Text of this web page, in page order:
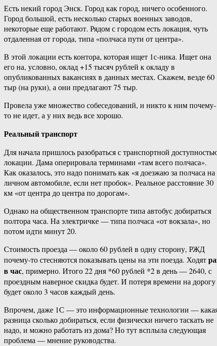
Есть некий город Энск. Город как город, ничего особенного.
Город большой, есть несколько старых военных заводов,
некоторые еще работают. Рядом с городом есть локация, чуть
отдаленная от города, типа «полчаса пути от центра».
В этой локации есть контора, которая ищет 1с-ника. Ищет она
его на, условно, оклад +15 тысяч рублей к окладу в
опубликованных вакансиях в данных местах. Скажем, везде 60
тыр (на руки), а они предлагают 75 тыр.
Провела уже множество собеседований, и никто к ним почему-
то не идет, а у них ведь все хорошо.
Реальный транспорт
Для начала пришлось разобраться с транспортной
локации. Дама оперировала терминами «там всего полчаса».
Как оказалось, это надо понимать как «я доезжаю за полчаса на
личном автомобиле, если нет пробок». Реальное расстояние 30
км «от центра до центра по дорогам».
Однако на общественном транспорте типа автобус добираться
полтора часа. На электричке — типа полчаса «от вокзала», но
потом идти минут 20.
Стоимость проезда — около 60 рублей в одну сторону, РЖД
почему-то стесняются показывать цены на эти поезда. Ходят
в час, примерно. Итого 22 дня *60 рублей *2 в день — 2640, с
проездным наверное скидка будет. И потеря времени на дорогу
будет около 3 часов каждый день.
Впрочем, даже 1С — это информационные технологии —
разница сколько добираться, если физически ничего таскать не
надо, и можно работать из дома? Но тут всплыла следующая
проблема — мнение руководства.